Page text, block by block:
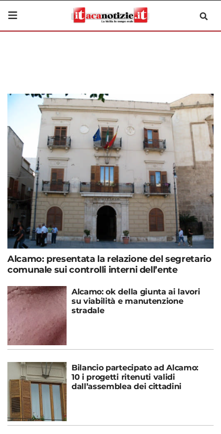
Alcamo: presentata la relazione del segretario
comunale sui controlli interni dell’ente
Alcamo: ok della giunta ai lavori
su viabilità e manutenzione
stradale
Bilancio partecipato ad Alcamo:
10 i progetti ritenuti validi
dall’assemblea dei cittadini